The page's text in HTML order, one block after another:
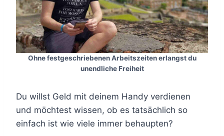
Ohne festgeschriebenen Arbeitszeiten erlangst du
unendliche Freiheit
Du willst Geld mit deinem Handy verdienen
und möchtest wissen, ob es tatsächlich so
einfach ist wie viele immer behaupten?